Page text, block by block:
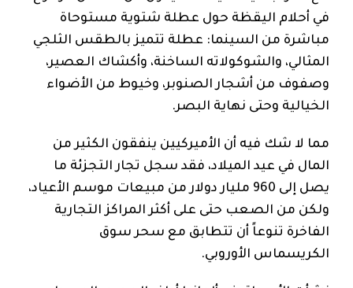
في أحلام اليقظة حول عطلة شتوية مستوحاة
مباشرة من السينما: عطلة تتميز بالطقس الثلجي
المثالي، والشوكولاته الساخنة، وأكشاك العصير،
وصفوف من أشجار الصنوبر، وخيوط من الأضواء
الخيالية وحتى نهاية البصر.
مما لا شك فيه أن الأميركيين ينفقون الكثير من
المال في عيد الميلاد، فقد سجل تجار التجزئة ما
يصل إلى 960 مليار دولار من مبيعات موسم الأعياد،
ولكن من الصعب حتى على أكثر المراكز التجارية
الفاخرة تنوعاً أن تتطابق مع سحر سوق
الكريسماس الأوروبي.